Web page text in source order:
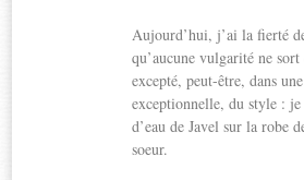
Aujourd’hui, j’ai la fierté
qu’aucune vulgarité ne sort
excepté, peut-être, dans
exceptionnelle, du style :
d’eau de Javel sur la robe
soeur.